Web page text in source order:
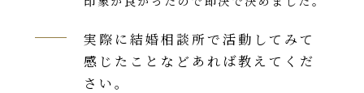
実際に結婚相談所で活動してみて
感じたことなどあれば教えてくだ
さい。